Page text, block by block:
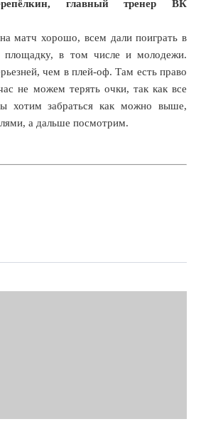
главный тренер ВК
матч хорошо, всем дали поиграть в
площадку, в том числе и молодежи.
чем в плей-оф. Там есть право
не можем терять очки, так как все
хотим забраться как можно выше,
а дальше посмотрим.